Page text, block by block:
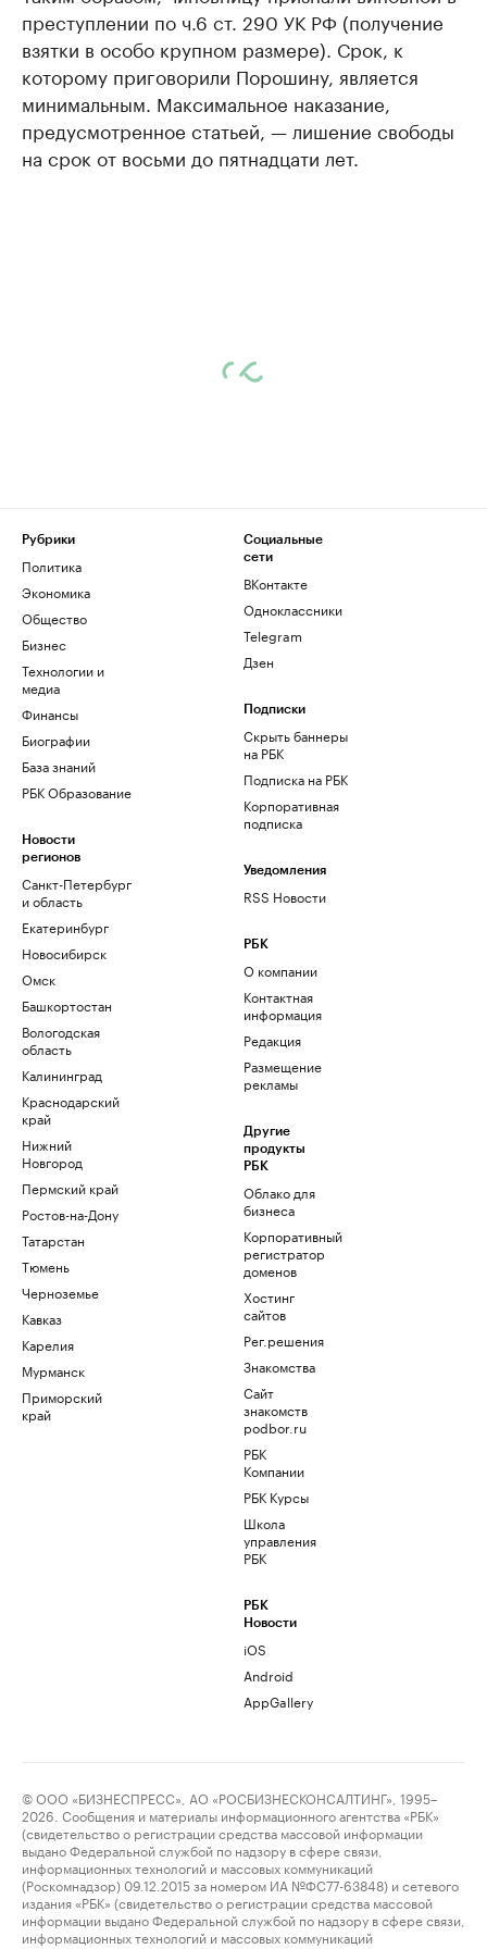
преступлении по ч.6 ст. 290 УК РФ (получение
взятки в особо крупном размере). Срок, к
которому приговорили Порошину, является
минимальным. Максимальное наказание,
предусмотренное статьей, — лишение свободы
на срок от восьми до пятнадцати лет.
Рубрики
Политика
Экономика
Общество
Бизнес
Технологии и
медиа
Финансы
Биографии
База знаний
РБК Образование
Новости
регионов
Санкт-Петербург
и область
Екатеринбург
Новосибирск
Омск
Башкортостан
Вологодская
область
Калининград
Краснодарский
край
Нижний
Новгород
Пермский край
Ростов-на-Дону
Татарстан
Тюмень
Черноземье
Кавказ
Карелия
Мурманск
Приморский
край
Социальные
сети
ВКонтакте
Одноклассники
Telegram
Дзен
Подписки
Скрыть баннеры
на РБК
Подписка на РБК
Корпоративная
подписка
Уведомления
RSS Новости
РБК
О компании
Контактная
информация
Редакция
Размещение
рекламы
Другие
продукты
РБК
Облако для
бизнеса
Корпоративный
регистратор
доменов
Хостинг
сайтов
Рег.решения
Знакомства
Сайт
знакомств
podbor.ru
РБК
Компании
РБК Курсы
Школа
управления
РБК
РБК
Новости
iOS
Android
AppGallery
© ООО «БИЗНЕСПРЕСС», АО «РОСБИЗНЕСКОНСАЛТИНГ», 1995–
2026. Сообщения и материалы информационного агентства «РБК»
(свидетельство о регистрации средства массовой информации
выдано Федеральной службой по надзору в сфере связи,
информационных технологий и массовых коммуникаций
(Роскомнадзор) 09.12.2015 за номером ИА №ФС77-63848) и сетевого
издания «РБК» (свидетельство о регистрации средства массовой
информации выдано Федеральной службой по надзору в сфере связи,
информационных технологий и массовых коммуникаций